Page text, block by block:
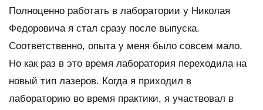
Полноценно работать в лаборатории у Николая
Федоровича я стал сразу после выпуска.
Соответственно, опыта у меня было совсем мало.
Но как раз в это время лаборатория переходила на
новый тип лазеров. Когда я приходил в
лабораторию во время практики, я участвовал в